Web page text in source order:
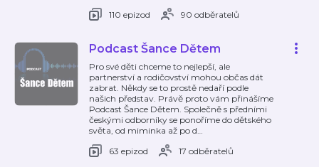
110 epizod
90 odběratelů
Podcast Šance Dětem
Pro své děti chceme to nejlepší, ale
partnerství a rodičovství mohou občas dát
zabrat. Někdy se to prostě nedaří podle
našich představ. Právě proto vám přinášíme
Podcast Šance Dětem. Společně s předními
českými odborníky se ponoříme do dětského
světa, od miminka až po d…
63 epizod
17 odběratelů